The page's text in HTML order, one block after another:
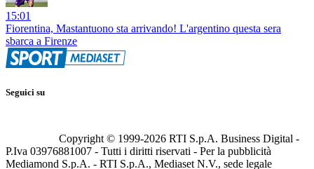
15:01
Fiorentina, Mastantuono sta arrivando! L'argentino questa sera
sbarca a Firenze
Seguici su
Copyright © 1999-2026 RTI S.p.A. Business Digital -
P.Iva 03976881007 - Tutti i diritti riservati - Per la pubblicità
Mediamond S.p.A. - RTI S.p.A., Mediaset N.V., sede legale